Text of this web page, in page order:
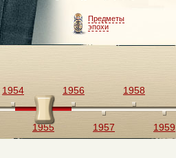
Предметы
эпохи
1954
1955
1956
1957
1958
1959